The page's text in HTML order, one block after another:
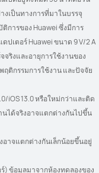
งเป็นทางการที่มาในบรรจุ
ารของ Huawei ซึ่งมีการ
เตอร์ Huawei ขนาด 9 V/2 A
จริงและอายุการใช้งานของ
ติกรรมการใช้งาน และปัจจัย
iOS 13.0 หรือใหม่กว่าและติด
ได้จริงอาจแตกต่างกันไปขึ้น
าจแตกต่างกันเล็กน้อยขึ้นอยู่
) ข้อมูลมาจากห้องทดลองของ